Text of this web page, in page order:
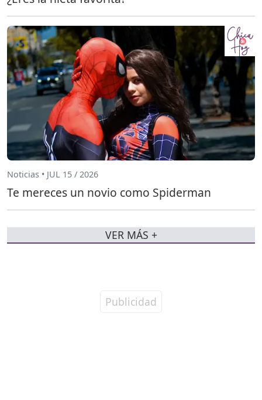
Noticias • JUL 15 / 2026
Te mereces un novio como Spiderman
VER MÁS +